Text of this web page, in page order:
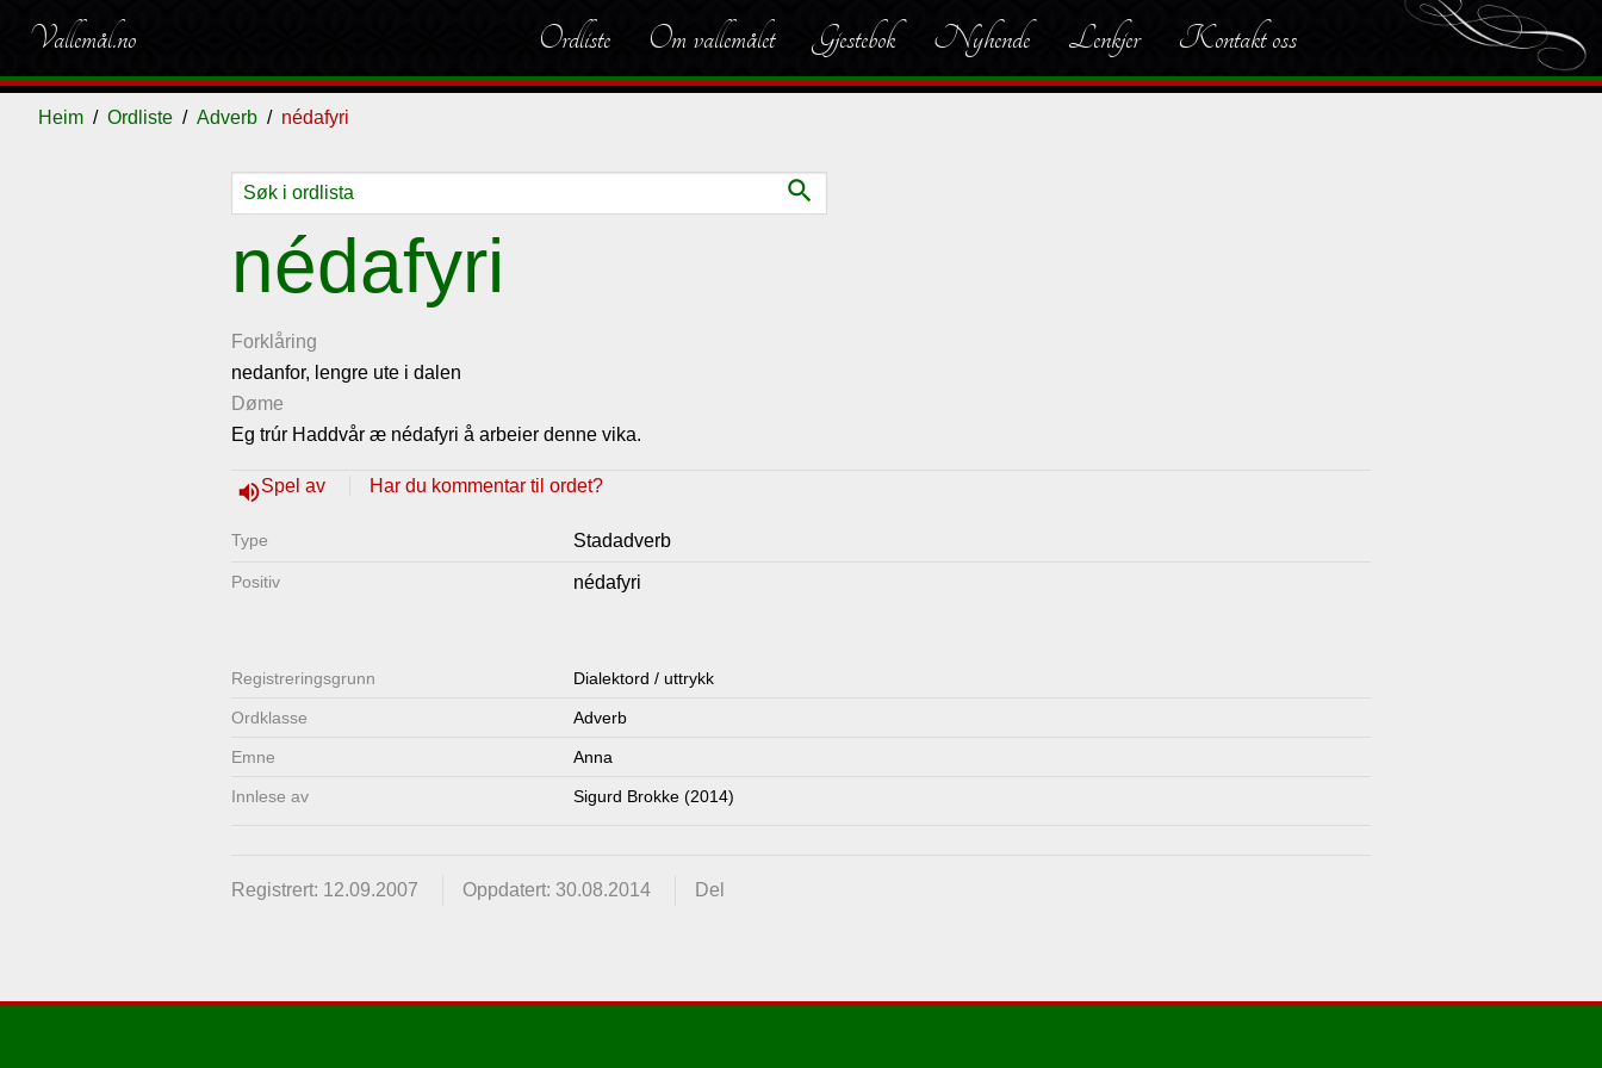
Vallemål.no Ordliste Om vallemålet Gjestebok Nyhende Lenkjer Kontakt oss
Heim Ordliste Adverb nédafyri
search
nédafyri
Forklåring
nedanfor, lengre ute i dalen
Døme
Eg trúr Haddvår æ nédafyri å arbeier denne vika.
volume_upSpel av Har du kommentar til ordet?
Type Stadadverb
Positiv nédafyri
Registrerings­grunn Dialektord / uttrykk
Ordklasse Adverb
Emne Anna
Innlese av Sigurd Brokke (2014)
Registrert: 12.09.2007 Oppdatert: 30.08.2014 Del